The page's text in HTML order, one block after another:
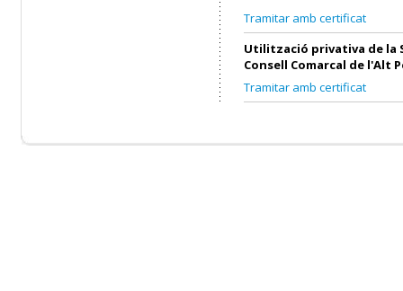
Tramitar amb certificat
Utilització privativa de la
Consell Comarcal de l'Alt
Tramitar amb certificat